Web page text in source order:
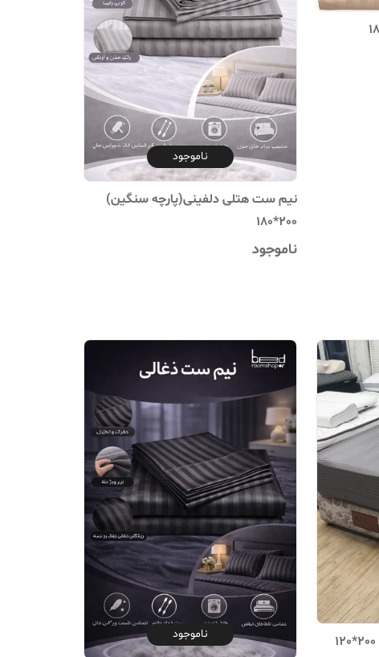
ناموجود
نیم ست هتلی دلفینی(پارچه سنگین)
200*180
ناموجود
ناموجود